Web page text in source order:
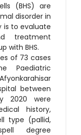
(BHS) are
disorder in
is to evaluate
treatment
with BHS.
of 73 cases
Paediatric
between
2020 were
history,
type (pallid,
degree